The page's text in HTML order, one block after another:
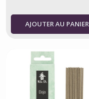
AJOUTER AU PANIER